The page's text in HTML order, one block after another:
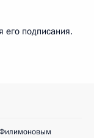
его подписания.
Филимоновым